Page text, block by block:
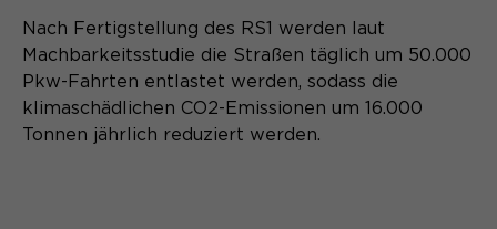
Nach Fertigstellung des RS1 werden laut
Machbarkeitsstudie die Straßen täglich um 50.000
Pkw-Fahrten entlastet werden, sodass die
klimaschädlichen CO2-Emissionen um 16.000
Tonnen jährlich reduziert werden.